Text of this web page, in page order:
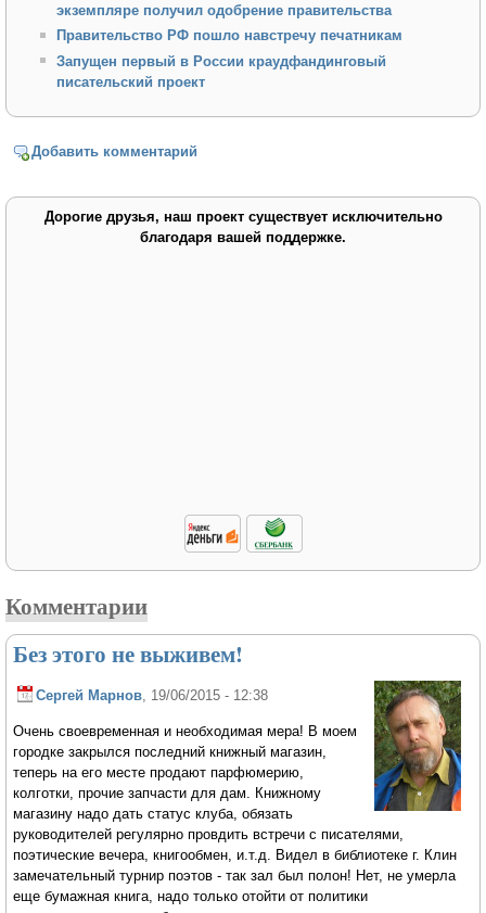
экземпляре получил одобрение правительства
Правительство РФ пошло навстречу печатникам
Запущен первый в России краудфандинговый
писательский проект
Добавить комментарий
Дорогие друзья, наш проект существует исключительно
благодаря вашей поддержке.
Комментарии
Без этого не выживем!
Сергей Марнов, 19/06/2015 - 12:38
Очень своевременная и необходимая мера! В моем
городке закрылся последний книжный магазин,
теперь на его месте продают парфюмерию,
колготки, прочие запчасти для дам. Книжному
магазину надо дать статус клуба, обязать
руководителей регулярно провдить встречи с писателями,
поэтические вечера, книгообмен, и.т.д. Видел в библиотеке г. Клин
замечательный турнир поэтов - так зал был полон! Нет, не умерла
еще бумажная книга, надо только отойти от политики